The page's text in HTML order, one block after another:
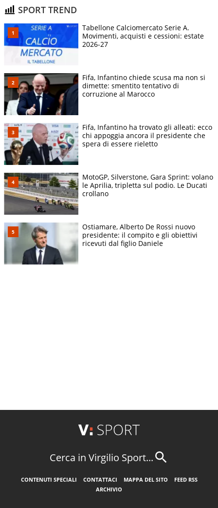
SPORT TREND
Tabellone Calciomercato Serie A.
Movimenti, acquisti e cessioni: estate
2026-27
Fifa, Infantino chiede scusa ma non si
dimette: smentito tentativo di
corruzione al Marocco
Fifa, Infantino ha trovato gli alleati: ecco
chi appoggia ancora il presidente che
spera di essere rieletto
MotoGP, Silverstone, Gara Sprint: volano
le Aprilia, tripletta sul podio. Le Ducati
crollano
Ostiamare, Alberto De Rossi nuovo
presidente: il compito e gli obiettivi
ricevuti dal figlio Daniele
Cerca in Virgilio Sport...
CONTENUTI SPECIALI CONTATTACI MAPPA DEL SITO
FEED RSS
ARCHIVIO